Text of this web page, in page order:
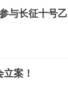
与长征十号乙
案！